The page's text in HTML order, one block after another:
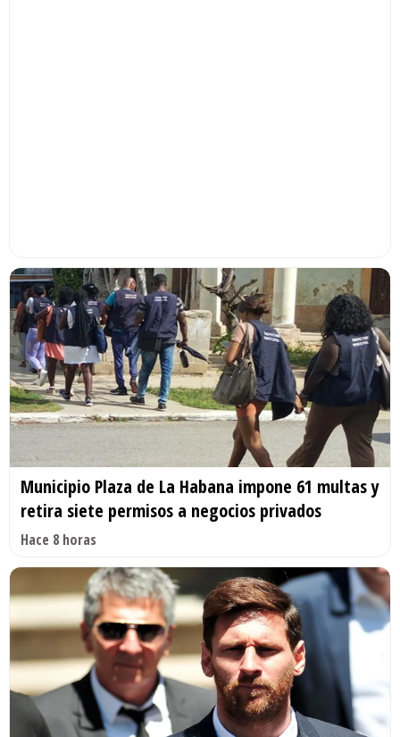
Municipio Plaza de La Habana impone 61 multas y
retira siete permisos a negocios privados
Hace 8 horas